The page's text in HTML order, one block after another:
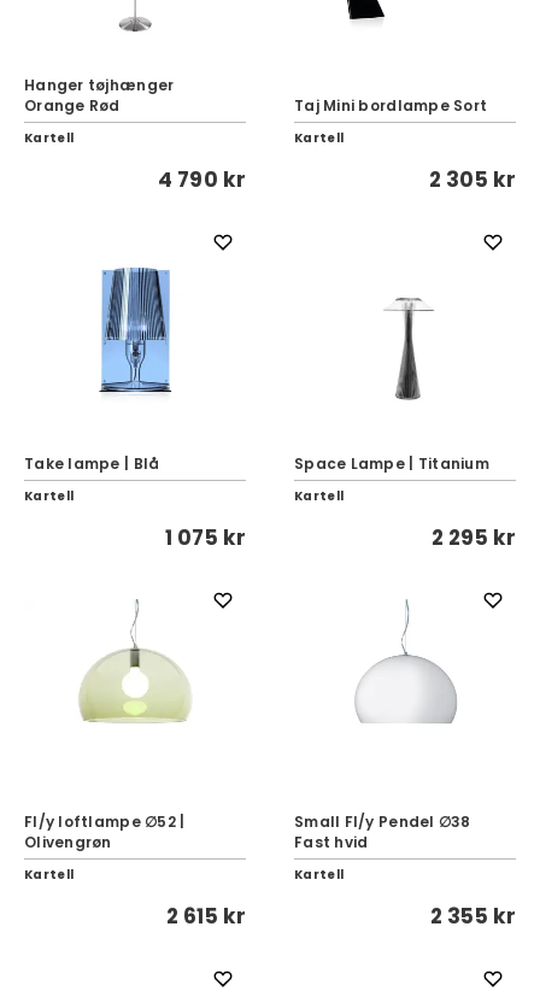
Hanger tøjhænger
Orange Rød
Kartell
4 790 kr
Taj Mini bordlampe Sort
Kartell
2 305 kr
Take lampe | Blå
Kartell
1 075 kr
Space Lampe | Titanium
Kartell
2 295 kr
Fl/y loftlampe ∅52 |
Olivengrøn
Kartell
2 615 kr
Small Fl/y Pendel ∅38
Fast hvid
Kartell
2 355 kr